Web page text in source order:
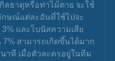
ลธาตุหรือท่าไม้ตาย จะใช้
ษณ์แต่ละอันที่ใช้ไปจะ
และโบนัสความเสีย
สามารถเกิดขึ้นได้มาก
าที เมื่อตัวละครอยู่ในทีม